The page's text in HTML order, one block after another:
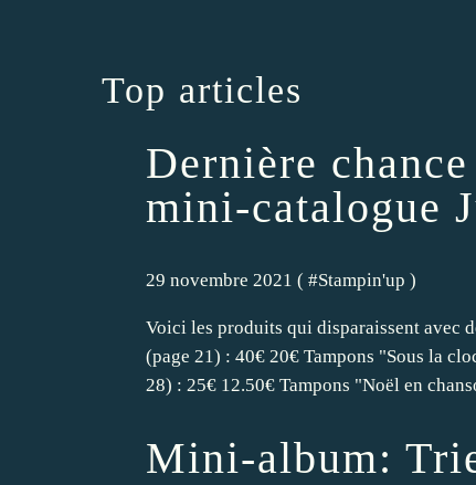
Top articles
Dernière
mini-catalogue
29 novembre 2021 ( #Stampin'up )
Voici les produits qui disparaissent avec
(page 21) : 40€ 20€ Tampons "Sous la
28) : 25€ 12.50€ Tampons "Noël en
Mini-album: